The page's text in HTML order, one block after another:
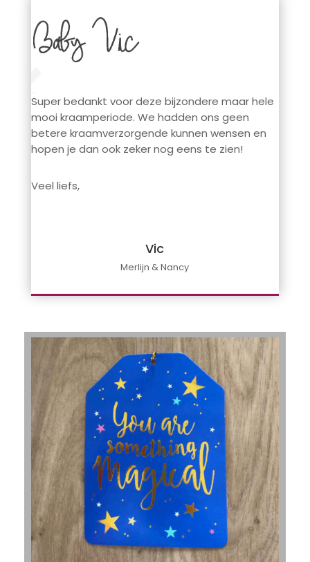
Super bedankt voor deze bijzondere maar hele
mooi kraamperiode. We hadden ons geen
betere kraamverzorgende kunnen wensen en
hopen je dan ook zeker nog eens te zien!
Veel liefs,
Vic
Merlijn & Nancy